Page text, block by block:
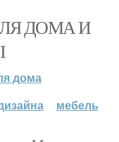
ДОМА И
дома
мебель